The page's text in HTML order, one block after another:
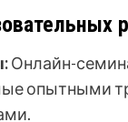
Онлайн-
опытными